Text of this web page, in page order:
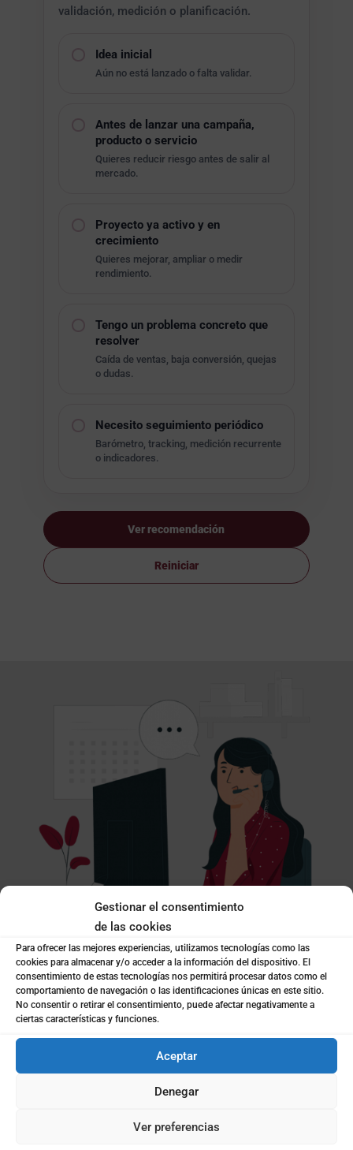
Gestionar el consentimiento
de las cookies
Para ofrecer las mejores experiencias, utilizamos tecnologías como las
cookies para almacenar y/o acceder a la información del dispositivo. El
consentimiento de estas tecnologías nos permitirá procesar datos como el
comportamiento de navegación o las identificaciones únicas en este sitio.
No consentir o retirar el consentimiento, puede afectar negativamente a
ciertas características y funciones.
Aceptar
Denegar
Ver preferencias
validación, medición o planificación.
Idea inicial
Aún no está lanzado o falta validar.
Antes de lanzar una campaña,
producto o servicio
Quieres reducir riesgo antes de salir al
mercado.
Proyecto ya activo y en
crecimiento
Quieres mejorar, ampliar o medir
rendimiento.
Tengo un problema concreto que
resolver
Caída de ventas, baja conversión, quejas
o dudas.
Necesito seguimiento periódico
Barómetro, tracking, medición recurrente
o indicadores.
Ver recomendación
Reiniciar
+ INFORMACIÓN O
PRESUPUESTO
Solicita más información o presupuesto sin
 Escríbenos
coto@cotoconsulting.com
Llámanos